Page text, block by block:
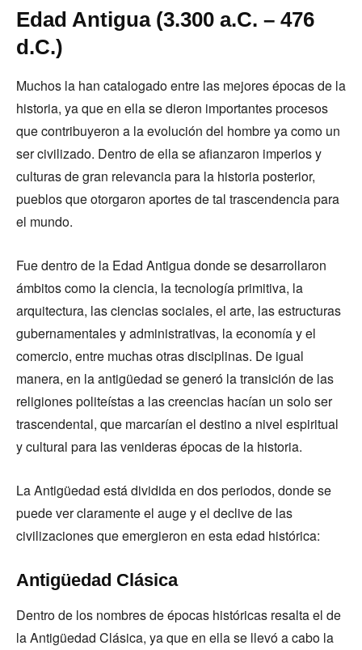
Edad Antigua (3.300 a.C. – 476
d.C.)
Muchos la han catalogado entre las mejores épocas de la
historia, ya que en ella se dieron importantes procesos
que contribuyeron a la evolución del hombre ya como un
ser civilizado. Dentro de ella se afianzaron imperios y
culturas de gran relevancia para la historia posterior,
pueblos que otorgaron aportes de tal trascendencia para
el mundo.
Fue dentro de la Edad Antigua donde se desarrollaron
ámbitos como la ciencia, la tecnología primitiva, la
arquitectura, las ciencias sociales, el arte, las estructuras
gubernamentales y administrativas, la economía y el
comercio, entre muchas otras disciplinas. De igual
manera, en la antigüedad se generó la transición de las
religiones politeístas a las creencias hacían un solo ser
trascendental, que marcarían el destino a nivel espiritual
y cultural para las venideras épocas de la historia.
La Antigüedad está dividida en dos periodos, donde se
puede ver claramente el auge y el declive de las
civilizaciones que emergieron en esta edad histórica:
Antigüedad Clásica
Dentro de los nombres de épocas históricas resalta el de
la Antigüedad Clásica, ya que en ella se llevó a cabo la